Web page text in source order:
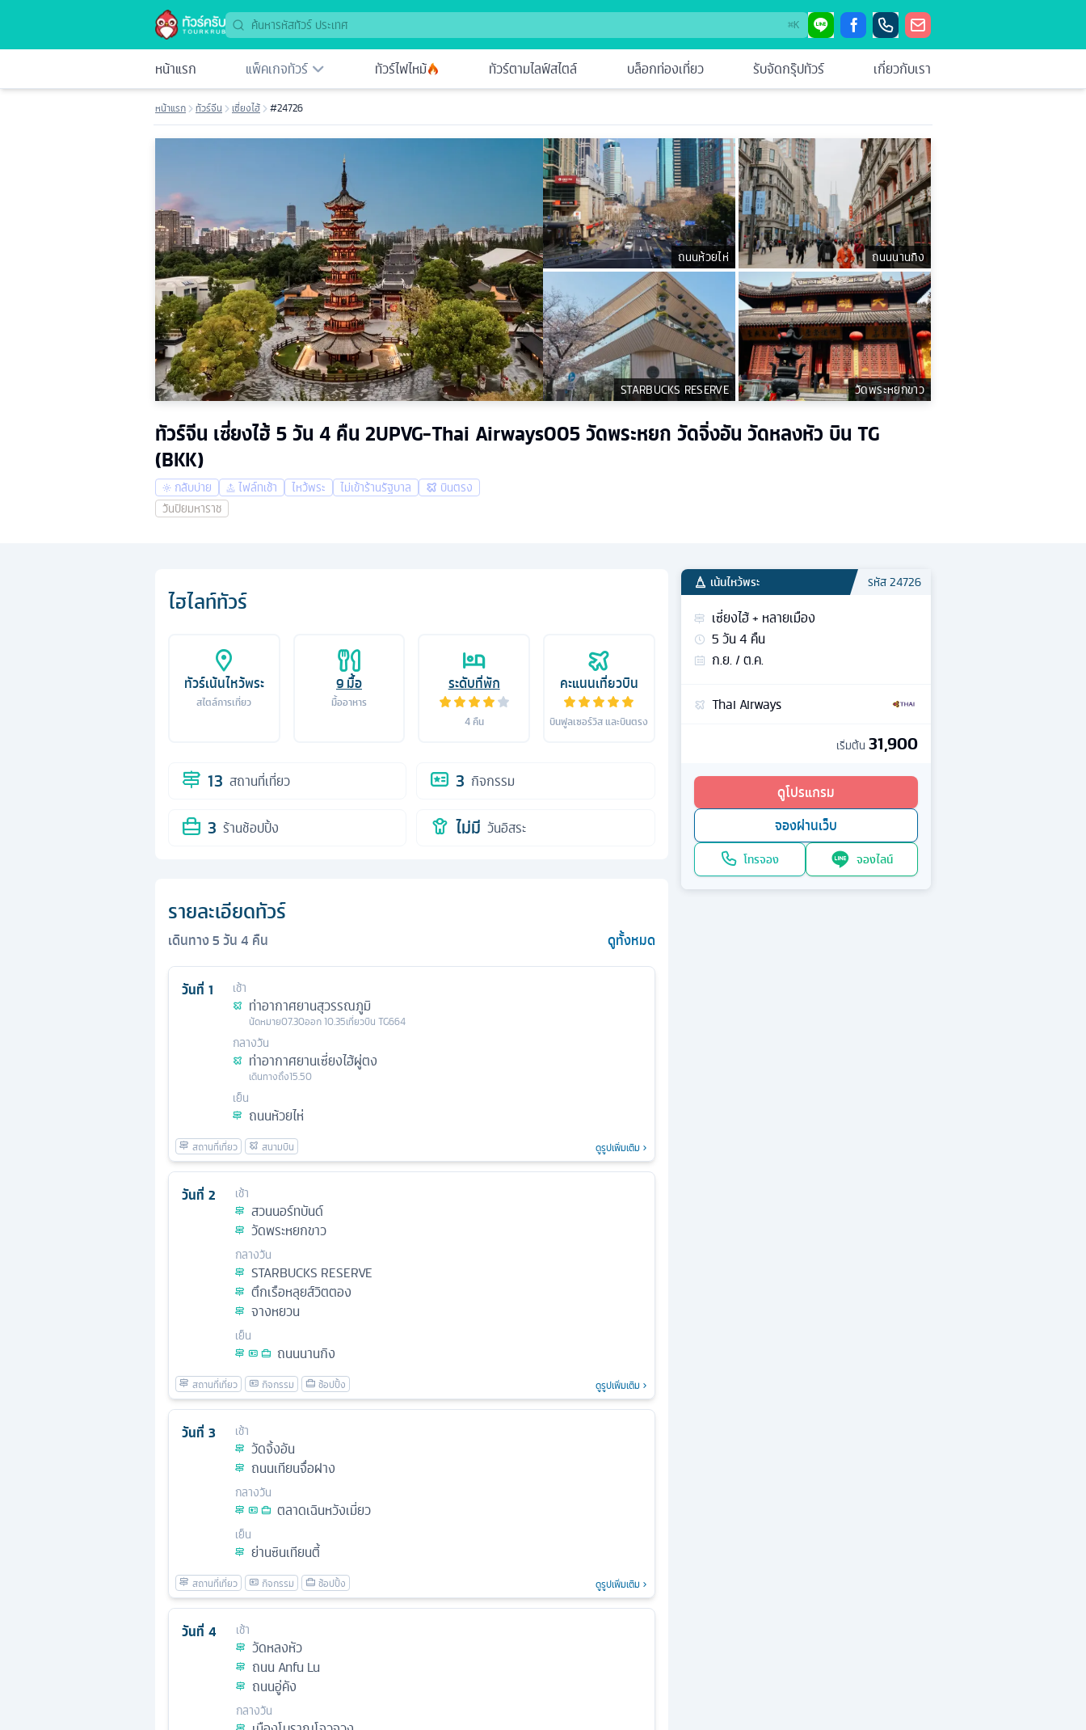
⌘K
หน้าแรก แพ็คเกจทัวร์ ทัวร์ไฟไหม้ ทัวร์ตามไลฟ์สไตล์ บล็อกท่องเที่ยว รับจัดกรุ๊ปทัวร์ เกี่ยวกับเรา
หน้าแรก ทัวร์จีน เซี่ยงไฮ้ #24726
ถนนห้วยไห่ ถนนนานกิง
STARBUCKS RESERVE วัดพระหยกขาว
ทัวร์จีน เซี่ยงไฮ้ 5 วัน 4 คืน 2UPVG-Thai Airways005 วัดพระหยก วัดจิ่งอัน วัดหลงหัว บิน TG
(BKK)
กลับบ่าย ไฟล์ทเช้า ไหว้พระ ไม่เข้าร้านรัฐบาล
บินตรง
วันปิยมหาราช
ไฮไลท์ทัวร์
ทัวร์เน้นไหว้พระ
สไตล์การเที่ยว
9มื้อ
มื้ออาหาร
ระดับที่พัก
4คืน
คะแนนเที่ยวบิน
บินฟูลเซอร์วิส และบินตรง
13 สถานที่เที่ยว 3 กิจกรรม
3 ร้านช้อปปิ้ง ไม่มี วันอิสระ
รายละเอียดทัวร์
เดินทาง5วัน4 คืน ดูทั้งหมด
วันที่ 1 เช้า
ท่าอากาศยานสุวรรณภูมิ
นัดหมาย07.30ออก10.35เที่ยวบิน TG664
กลางวัน
ท่าอากาศยานเซี่ยงไฮ้ผู่ตง
เดินทางถึง15.50
เย็น
ถนนห้วยไห่
ดูรูปเพิ่มเติม
วันที่ 2 เช้า
สวนนอร์ทบันด์
วัดพระหยกขาว
กลางวัน
STARBUCKS RESERVE
ตึกเรือหลุยส์วิตตอง
จางหยวน
เย็น
ถนนนานกิง
ดูรูปเพิ่มเติม
วันที่ 3 เช้า
วัดจิ้งอัน
ถนนเทียนจื่อฝาง
กลางวัน
ตลาดเฉินหวังเมี่ยว
เย็น
ย่านซินเทียนตี้
ดูรูปเพิ่มเติม
วันที่ 4 เช้า
วัดหลงหัว
ถนน Anfu Lu
ถนนอู่คัง
กลางวัน
เน้นไหว้พระ รหัส24726
เซี่ยงไฮ้ + หลายเมือง
5วัน4 คืน
ก.ย. / ต.ค.
Thai Airways
เริ่มต้น 31,900
ดูโปรแกรม
จองผ่านเว็บ
โทรจอง จองไลน์